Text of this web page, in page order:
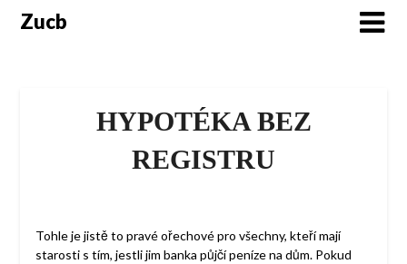
SkipZucb
HYPOTÉKA BEZ
REGISTRU
Tohle je jistě to pravé ořechové pro všechny, kteří mají
starosti s tím, jestli jim banka půjčí peníze na dům. Pokud